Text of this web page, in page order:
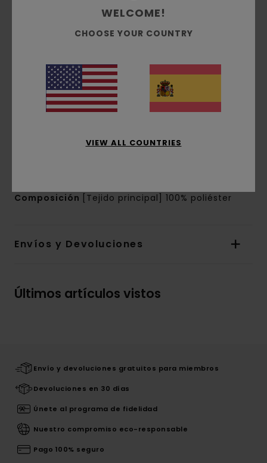
colección Mainline
doble [140 g/m2]
Cuello:Escote en pico
Mangas:manga corta
Cierre:cierre fijo
Marca:Estampado corporativo en pecho.
escote en pico
Composición [Tejido principal] 100% poliéster
Envíos y Devoluciones
Últimos artículos vistos
Envío y devoluciones gratuitos para miembros
Devoluciones en 30 días
Únete al programa de fidelidad
Nuestro compromiso eco-responsable
Pago 100% seguro
WELCOME!
CHOOSE YOUR COUNTRY
VIEW ALL COUNTRIES